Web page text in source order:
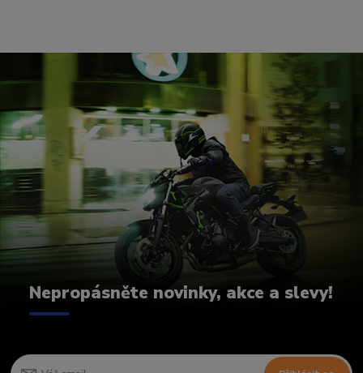
Nepropásněte novinky, akce a slevy!